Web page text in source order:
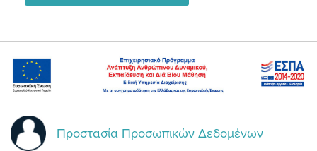
Προστασία Προσωπικών Δεδομένων